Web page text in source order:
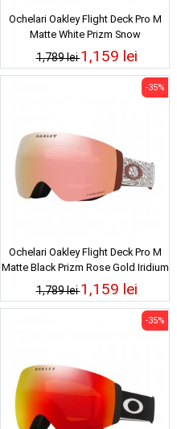
Ochelari Oakley Flight Deck Pro M
Matte White Prizm Snow
Sapphire/Iced Iridium 25/26
1,789 lei1,159 lei
Ochelari Oakley Flight Deck Pro M
Matte Black Prizm Rose Gold Iridium
25/26
1,789 lei
-35%
1,159 lei
-35%